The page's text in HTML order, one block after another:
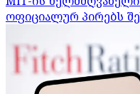
ოფიციალურ პირებს